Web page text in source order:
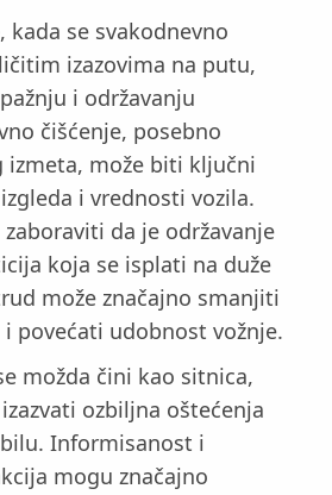
kada se svakodnevno
izazovima na putu,
i održavanju
čišćenje, posebno
može biti ključni
i vrednosti vozila.
da je održavanje
koja se isplati na duže
može značajno smanjiti
povećati udobnost vožnje.
možda čini kao sitnica,
ozbiljna oštećenja
Informisanost i
mogu značajno